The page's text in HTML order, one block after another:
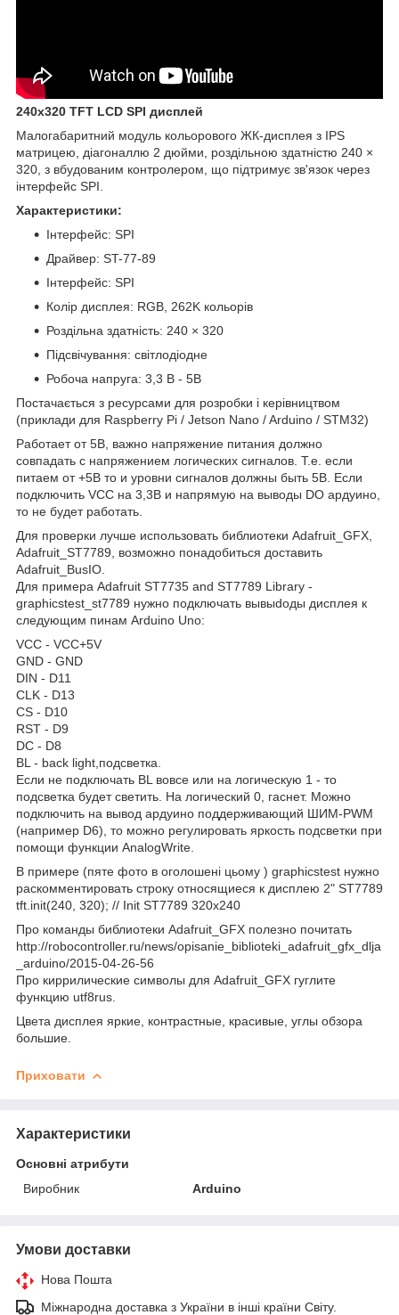
240x320 TFT LCD SPI дисплей
Малогабаритний модуль кольорового ЖК-дисплея з IPS
матрицею, діагоналлю 2 дюйми, роздільною здатністю 240 ×
320, з вбудованим контролером, що підтримує зв'язок через
інтерфейс SPI.
Характеристики:
Інтерфейс: SPI
Драйвер: ST-77-89
Інтерфейс: SPI
Колір дисплея: RGB, 262K кольорів
Роздільна здатність: 240 × 320
Підсвічування: світлодіодне
Робоча напруга: 3,3 В - 5В
Постачається з ресурсами для розробки і керівництвом
(приклади для Raspberry Pi / Jetson Nano / Arduino / STM32)
Работает от 5В, важно напряжение питания должно
совпадать с напряжением логических сигналов. Т.е. если
питаем от +5В то и уровни сигналов должны быть 5В. Если
подключить VCC на 3,3В и напрямую на выводы DO ардуино,
то не будет работать.
Для проверки лучше использовать библиотеки Adafruit_GFX,
Adafruit_ST7789, возможно понадобиться доставить
Adafruit_BusIO.
Для примера Adafruit ST7735 and ST7789 Library -
graphicstest_st7789 нужно подключать вывыdоды дисплея к
следующим пинам Arduino Uno:
VCC - VCC+5V
GND - GND
DIN - D11
CLK - D13
CS - D10
RST - D9
DC - D8
BL - back light,подсветка.
Если не подключать BL вовсе или на логическую 1 - то
подсветка будет светить. На логический 0, гаснет. Можно
подключить на вывод ардуино поддерживающий ШИМ-PWM
(например D6), то можно регулировать яркость подсветки при
помощи функции AnalogWrite.
В примере (пяте фото в оголошені цьому ) graphicstest нужно
раскомментировать строку относящиеся к дисплею 2" ST7789
tft.init(240, 320); // Init ST7789 320x240
Про команды библиотеки Adafruit_GFX полезно почитать
http://robocontroller.ru/news/opisanie_biblioteki_adafruit_gfx_dlja
_arduino/2015-04-26-56
Про киррилические символы для Adafruit_GFX гуглите
функцию utf8rus.
Цвета дисплея яркие, контрастные, красивые, углы обзора
большие.
Приховати
Характеристики
Основні атрибути
Виробник
Arduino
Умови доставки
Нова Пошта
Міжнародна доставка з України в інші країни Світу.